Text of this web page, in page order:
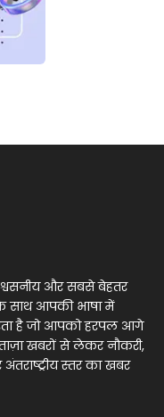
और सबसे बेहतर
साथ आपकी भाषा में
है जो आपको हरपल आगे
खबरों से लेकर नौकरी,
अंतराष्ट्रीय स्तर का खबर